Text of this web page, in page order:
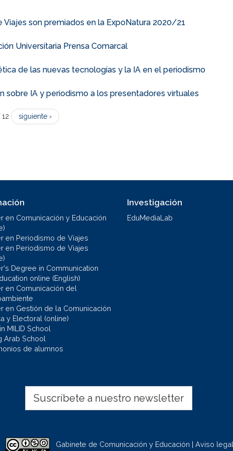
son premiados en la ExpoNatura 2020/21
Universitaria Prensa Comarcal
de las nuevas tecnologías y la IA en el periodismo
sobre IA y periodismo a los presentadores virtuales
siguiente ›
en Comunicación y Educación
en Periodismo de Viajes
en Periodismo de Viajes
Degree in Communication
online (English)
en Comunicación del
en Gestión de la Comunicación
y Electoral (online)
MILID School
Arab School
de alumnos
Investigación
EduMediaLab
Suscríbete a nuestro newsletter
Gabinete de Comunicación y Educación | Aviso legal